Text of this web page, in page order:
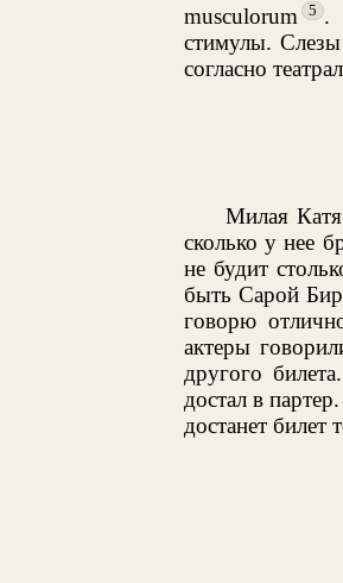
musculorum
5 .
стимулы. Слезы
согласно
Милая
сколько у нее
не будит
быть Сарой
говорю
актеры
другого
достал в
достанет билет